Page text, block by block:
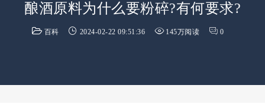
酿酒原料为什么要粉碎?有何要求?
百科 2024-02-22 09:51:36 145万阅读 0